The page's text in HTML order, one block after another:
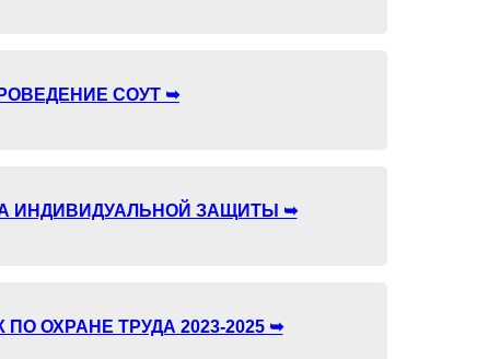
СОУТ ➥
ИНДИВИДУАЛЬНОЙ ЗАЩИТЫ ➥
ОХРАНЕ ТРУДА 2023-2025 ➥